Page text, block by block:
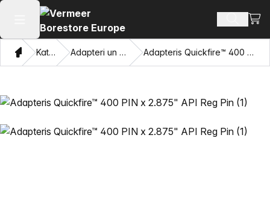
Atvērt galveno izvēlni Meklēt
MājasKatalogu Adapteri un velkamās acis Adapteris Quickfire™ 400 PIN x 2.875" API Reg Pin